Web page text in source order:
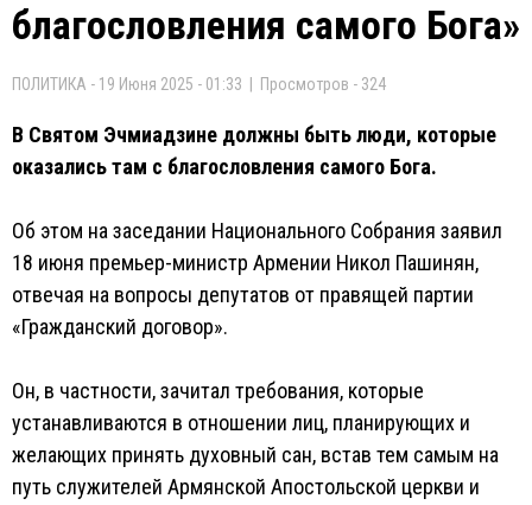
благословления самого Бога»
ПОЛИТИКА - 19 Июня 2025 - 01:33 | Просмотров - 324
В Святом Эчмиадзине должны быть люди, которые
оказались там с благословления самого Бога.
Об этом на заседании Национального Собрания заявил
18 июня премьер-министр Армении Никол Пашинян,
отвечая на вопросы депутатов от правящей партии
«Гражданский договор».
Он, в частности, зачитал требования, которые
устанавливаются в отношении лиц, планирующих и
желающих принять духовный сан, встав тем самым на
путь служителей Армянской Апостольской церкви и